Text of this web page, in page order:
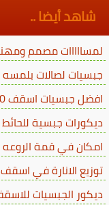
شاهد أيضا ..
لمسااااات مصمم
جبسيات لصالات
افضل جبسيات اسقف 2020 بلمسه مبدعه
ديكورات جبسية للحائط
امكان في قمة الروعه
توزيع الانارة في
ديكور الجبسيات